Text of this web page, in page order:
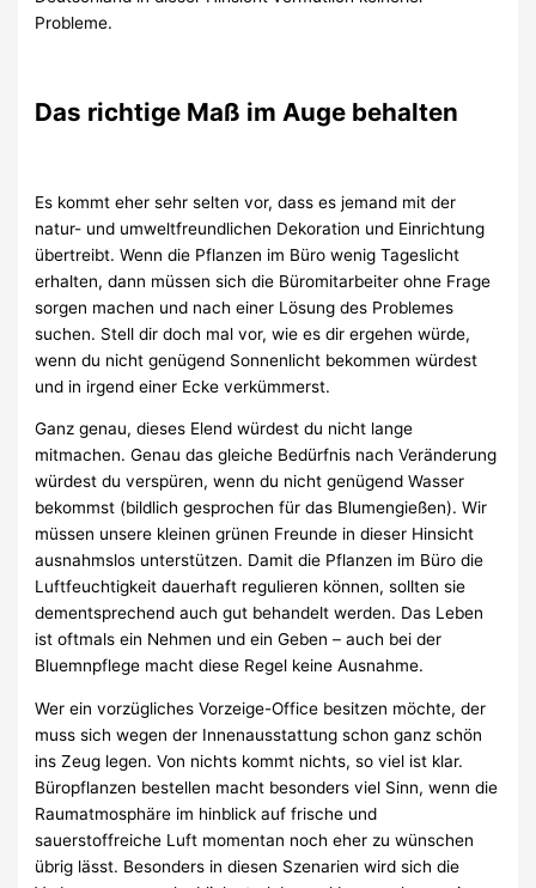
Probleme.
Das richtige Maß im Auge behalten
Es kommt eher sehr selten vor, dass es jemand mit der
natur- und umweltfreundlichen Dekoration und Einrichtung
übertreibt. Wenn die Pflanzen im Büro wenig Tageslicht
erhalten, dann müssen sich die Büromitarbeiter ohne Frage
sorgen machen und nach einer Lösung des Problemes
suchen. Stell dir doch mal vor, wie es dir ergehen würde,
wenn du nicht genügend Sonnenlicht bekommen würdest
und in irgend einer Ecke verkümmerst.
Ganz genau, dieses Elend würdest du nicht lange
mitmachen. Genau das gleiche Bedürfnis nach Veränderung
würdest du verspüren, wenn du nicht genügend Wasser
bekommst (bildlich gesprochen für das Blumengießen). Wir
müssen unsere kleinen grünen Freunde in dieser Hinsicht
ausnahmslos unterstützen. Damit die Pflanzen im Büro die
Luftfeuchtigkeit dauerhaft regulieren können, sollten sie
dementsprechend auch gut behandelt werden. Das Leben
ist oftmals ein Nehmen und ein Geben – auch bei der
Bluemnpflege macht diese Regel keine Ausnahme.
Wer ein vorzügliches Vorzeige-Office besitzen möchte, der
muss sich wegen der Innenausstattung schon ganz schön
ins Zeug legen. Von nichts kommt nichts, so viel ist klar.
Büropflanzen bestellen macht besonders viel Sinn, wenn die
Raumatmosphäre im hinblick auf frische und
sauerstoffreiche Luft momentan noch eher zu wünschen
übrig lässt. Besonders in diesen Szenarien wird sich die